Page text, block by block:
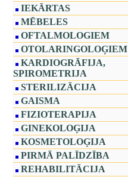
IEKĀRTAS
MĒBELES
OFTALMOLOGIEM
OTOLARINGOLOĢIEM
KARDIOGRĀFIJA,
SPIROMETRIJA
STERILIZĀCIJA
GAISMA
FIZIOTERAPIJA
GINEKOLOĢIJA
KOSMETOLOĢIJA
PIRMĀ PALĪDZĪBA
REHABILITĀCIJA